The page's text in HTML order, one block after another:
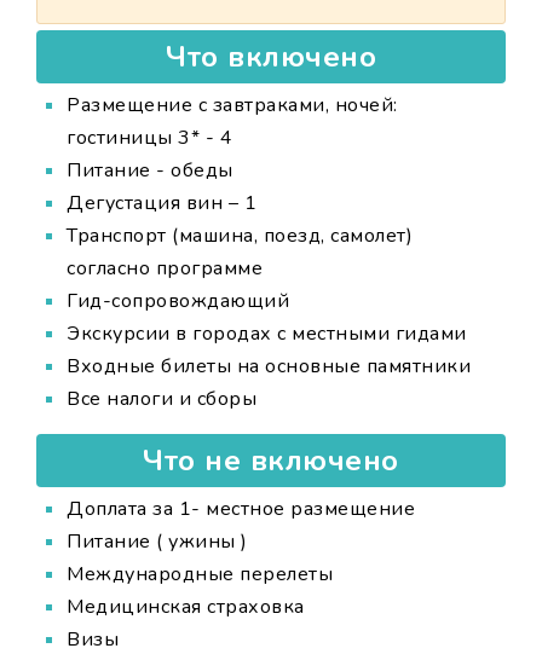
Что включено
Размещение с завтраками, ночей:
гостиницы 3* - 4
Питание - обеды
Дегустация вин – 1
Транспорт (машина, поезд, самолет)
согласно программе
Гид-сопровождающий
Экскурсии в городах с местными гидами
Входные билеты на основные памятники
Все налоги и сборы
Что не включено
Доплата за 1- местное размещение
Питание ( ужины )
Международные перелеты
Медицинская страховка
Визы